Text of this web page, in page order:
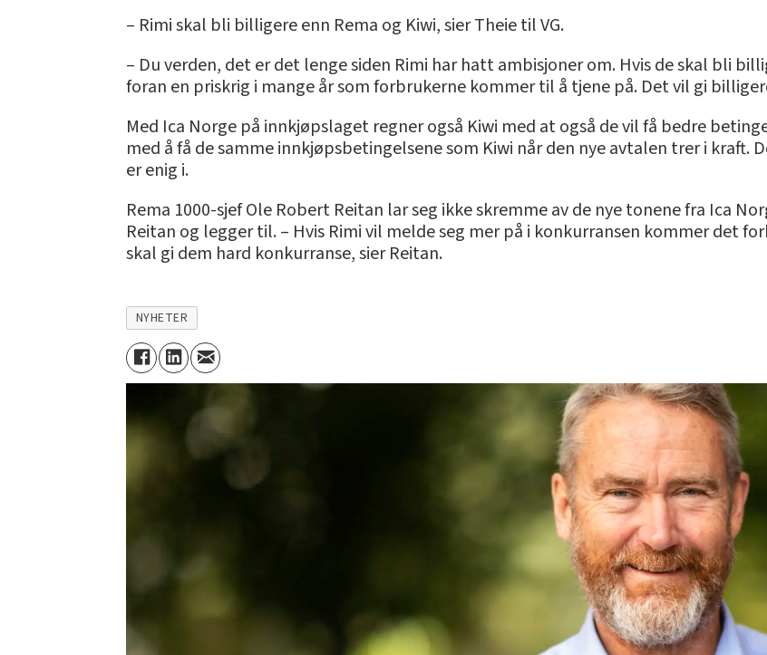
– Rimi skal bli billigere enn Rema og Kiwi, sier Theie til VG.
– Du verden, det er det lenge siden Rimi har hatt ambisjoner om. Hvis de skal bli
foran en priskrig i mange år som forbrukerne kommer til å tjene på. Det vil gi
Med Ica Norge på innkjøpslaget regner også Kiwi med at også de vil få bedre
med å få de samme innkjøpsbetingelsene som Kiwi når den nye avtalen trer i kraft.
er enig i.
Rema 1000-sjef Ole Robert Reitan lar seg ikke skremme av de nye tonene fra Ica
Reitan og legger til. – Hvis Rimi vil melde seg mer på i konkurransen kommer det
skal gi dem hard konkurranse, sier Reitan.
NYHETER